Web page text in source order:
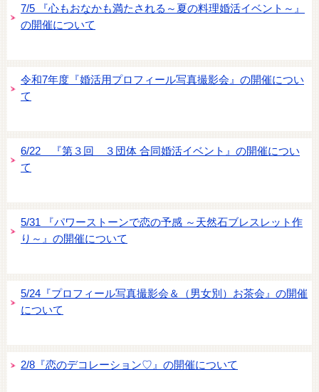
7/5 『心もおなかも満たされる～夏の料理婚活イベント～』
の開催について
令和7年度『婚活用プロフィール写真撮影会』の開催につい
て
6/22 『第３回 ３団体 合同婚活イベント』の開催につい
て
5/31 『パワーストーンで恋の予感 ～天然石ブレスレット作
り～』の開催について
5/24『プロフィール写真撮影会＆（男女別）お茶会』の開催
について
2/8『恋のデコレーション♡』の開催について